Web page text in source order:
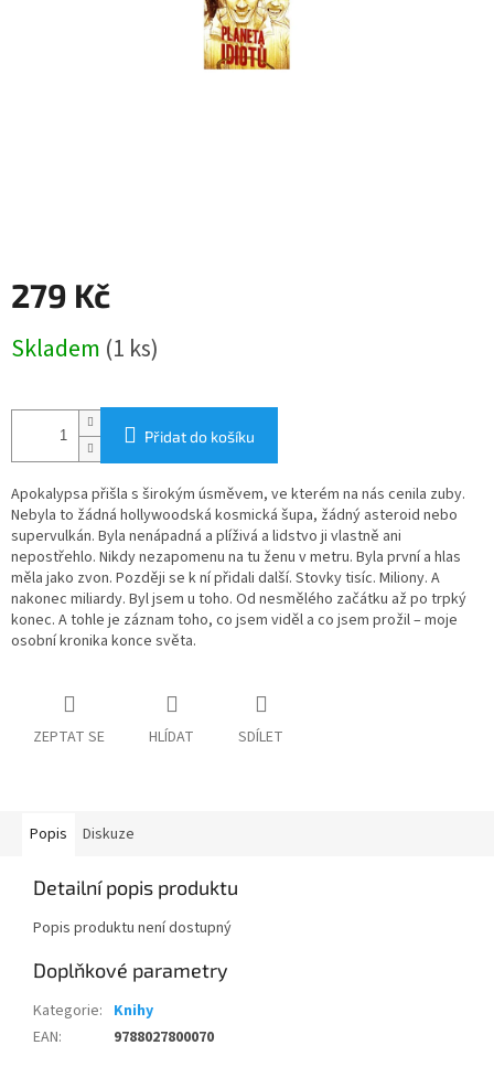
279 Kč
cena:
Skladem (1 ks)
Přidat do košíku
Apokalypsa přišla s širokým úsměvem, ve kterém na nás cenila zuby.
Nebyla to žádná hollywoodská kosmická šupa, žádný asteroid nebo
supervulkán. Byla nenápadná a plíživá a lidstvo ji vlastně ani
nepostřehlo. Nikdy nezapomenu na tu ženu v metru. Byla první a hlas
měla jako zvon. Později se k ní přidali další. Stovky tisíc. Miliony. A
nakonec miliardy. Byl jsem u toho. Od nesmělého začátku až po trpký
konec. A tohle je záznam toho, co jsem viděl a co jsem prožil – moje
osobní kronika konce světa.
ZEPTAT SE HLÍDAT SDÍLET
Popis Diskuze
Detailní popis produktu
Popis produktu není dostupný
Doplňkové parametry
Kategorie: Knihy
EAN: 9788027800070